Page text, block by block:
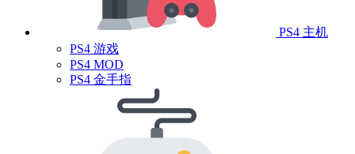
PS4 主机
PS4 游戏
PS4 MOD
PS4 金手指